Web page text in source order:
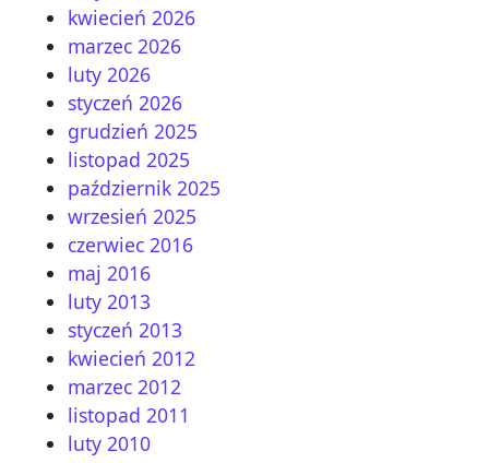
kwiecień 2026
marzec 2026
luty 2026
styczeń 2026
grudzień 2025
listopad 2025
październik 2025
wrzesień 2025
czerwiec 2016
maj 2016
luty 2013
styczeń 2013
kwiecień 2012
marzec 2012
listopad 2011
luty 2010